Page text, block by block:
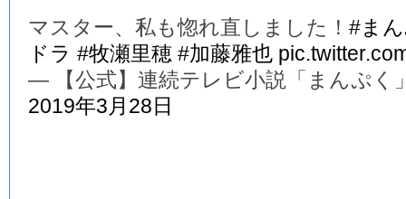
マスター、私も惚れ直しました！ #ま
ドラ #牧瀬里穂 #加藤雅也
— 【公式】連続テレビ小説「まんぷく
2019年3月28日